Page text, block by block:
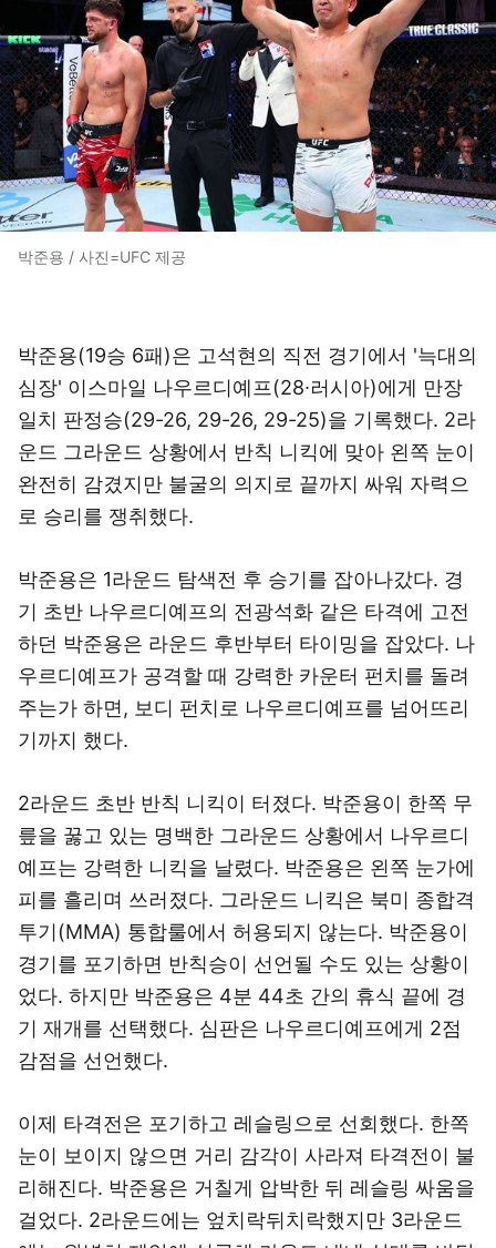
박준용 / 사진=UFC 제공
박준용(19승 6패)은 고석현의 직전 경기에서 '늑대의
심장' 이스마일 나우르디예프(28∙러시아)에게 만장
일치 판정승(29-26, 29-26, 29-25)을 기록했다. 2라
운드 그라운드 상황에서 반칙 니킥에 맞아 왼쪽 눈이
완전히 감겼지만 불굴의 의지로 끝까지 싸워 자력으
로 승리를 쟁취했다.
박준용은 1라운드 탐색전 후 승기를 잡아나갔다. 경
기 초반 나우르디예프의 전광석화 같은 타격에 고전
하던 박준용은 라운드 후반부터 타이밍을 잡았다. 나
우르디예프가 공격할 때 강력한 카운터 펀치를 돌려
주는가 하면, 보디 펀치로 나우르디예프를 넘어뜨리
기까지 했다.
2라운드 초반 반칙 니킥이 터졌다. 박준용이 한쪽 무
릎을 꿇고 있는 명백한 그라운드 상황에서 나우르디
예프는 강력한 니킥을 날렸다. 박준용은 왼쪽 눈가에
피를 흘리며 쓰러졌다. 그라운드 니킥은 북미 종합격
투기(MMA) 통합룰에서 허용되지 않는다. 박준용이
경기를 포기하면 반칙승이 선언될 수도 있는 상황이
었다. 하지만 박준용은 4분 44초 간의 휴식 끝에 경
기 재개를 선택했다. 심판은 나우르디예프에게 2점
감점을 선언했다.
이제 타격전은 포기하고 레슬링으로 선회했다. 한쪽
눈이 보이지 않으면 거리 감각이 사라져 타격전이 불
리해진다. 박준용은 거칠게 압박한 뒤 레슬링 싸움을
걸었다. 2라운드에는 엎치락뒤치락했지만 3라운드